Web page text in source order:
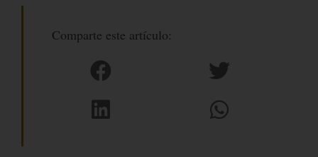
Comparte este artículo: